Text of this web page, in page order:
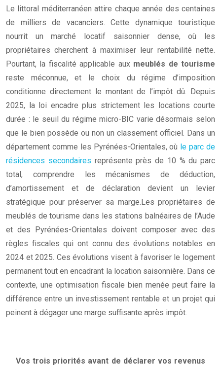
Le littoral méditerranéen attire chaque année des centaines
de milliers de vacanciers. Cette dynamique touristique
nourrit un marché locatif saisonnier dense, où les
propriétaires cherchent à maximiser leur rentabilité nette.
Pourtant, la fiscalité applicable aux meublés de tourisme
reste méconnue, et le choix du régime d’imposition
conditionne directement le montant de l’impôt dû. Depuis
2025, la loi encadre plus strictement les locations courte
durée : le seuil du régime micro-BIC varie désormais selon
que le bien possède ou non un classement officiel. Dans un
département comme les Pyrénées-Orientales, où le parc de
résidences secondaires représente près de 10 % du parc
total, comprendre les mécanismes de déduction,
d’amortissement et de déclaration devient un levier
stratégique pour préserver sa marge.Les propriétaires de
meublés de tourisme dans les stations balnéaires de l’Aude
et des Pyrénées-Orientales doivent composer avec des
règles fiscales qui ont connu des évolutions notables en
2024 et 2025. Ces évolutions visent à favoriser le logement
permanent tout en encadrant la location saisonnière. Dans ce
contexte, une optimisation fiscale bien menée peut faire la
différence entre un investissement rentable et un projet qui
peinent à dégager une marge suffisante après impôt.
Vos trois priorités avant de déclarer vos revenus